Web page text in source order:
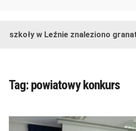
szkoły w Leźnie znaleziono granat!
Tag: powiatowy konkurs